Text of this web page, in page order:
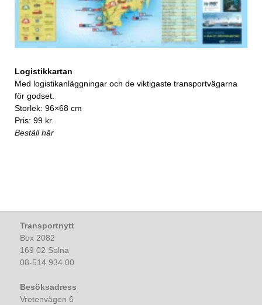
Logistikkartan
Med logistikanläggningar och de viktigaste transportvägarna
för godset.
Storlek: 96×68 cm
Pris: 99 kr.
Beställ här
Transportnytt
Box 2082
169 02 Solna
08-514 934 00
Besöksadress
Vretenvägen 6